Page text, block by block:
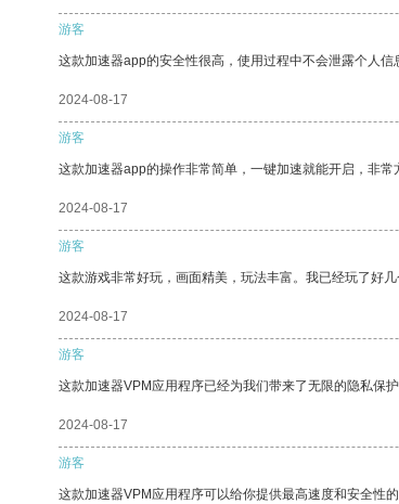
游客
这款加速器app的安全性很高，使用过程中不会泄露个人信
2024-08-17
游客
这款加速器app的操作非常简单，一键加速就能开启，非常
2024-08-17
游客
这款游戏非常好玩，画面精美，玩法丰富。我已经玩了好几
2024-08-17
游客
这款加速器VPM应用程序已经为我们带来了无限的隐私保护
2024-08-17
游客
这款加速器VPM应用程序可以给你提供最高速度和安全性